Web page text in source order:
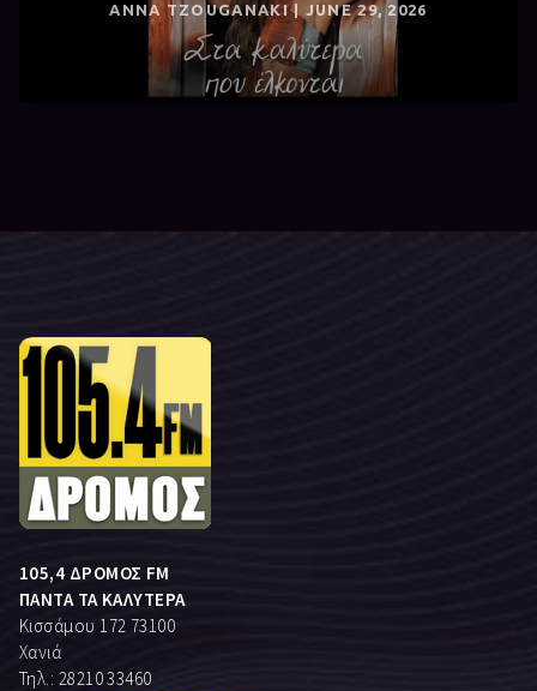
ANNA TZOUGANAKI | JUNE 29, 2026
105,4 ΔΡΟΜΟΣ FM
ΠΑΝΤΑ ΤΑ ΚΑΛΥΤΕΡΑ
Κισσάμου 172 73100
Χανιά
Τηλ.: 28210 33460